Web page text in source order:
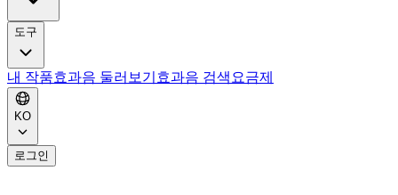
도구
내 작품효과음 둘러보기 효과음 검색 요금제
KO
로그인